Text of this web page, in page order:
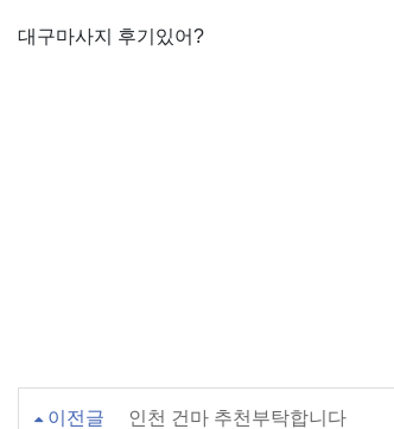
대구마사지 후기있어?
이전글 인천 건마 추천부탁합니다